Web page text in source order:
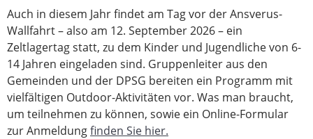
Auch in diesem Jahr findet am Tag vor der Ansverus-
Wallfahrt – also am 12. September 2026 – ein
Zeltlagertag statt, zu dem Kinder und Jugendliche von 6-
14 Jahren eingeladen sind. Gruppenleiter aus den
Gemeinden und der DPSG bereiten ein Programm mit
vielfältigen Outdoor-Aktivitäten vor. Was man braucht,
um teilnehmen zu können, sowie ein Online-Formular
zur Anmeldungfinden Sie hier.